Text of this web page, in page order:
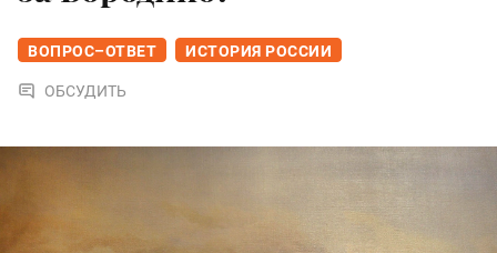
ВОПРОС–ОТВЕТ ИСТОРИЯ РОССИИ
ОБСУДИТЬ